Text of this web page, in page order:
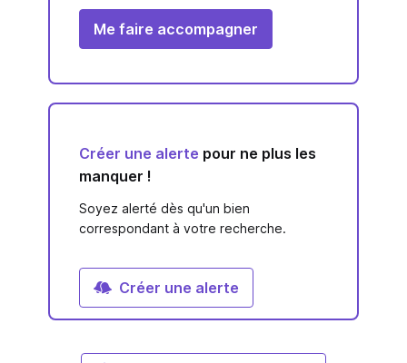
Me faire accompagner
Créer une alerte pour ne plus les
manquer !
Soyez alerté dès qu'un bien
correspondant à votre recherche.
Créer une alerte